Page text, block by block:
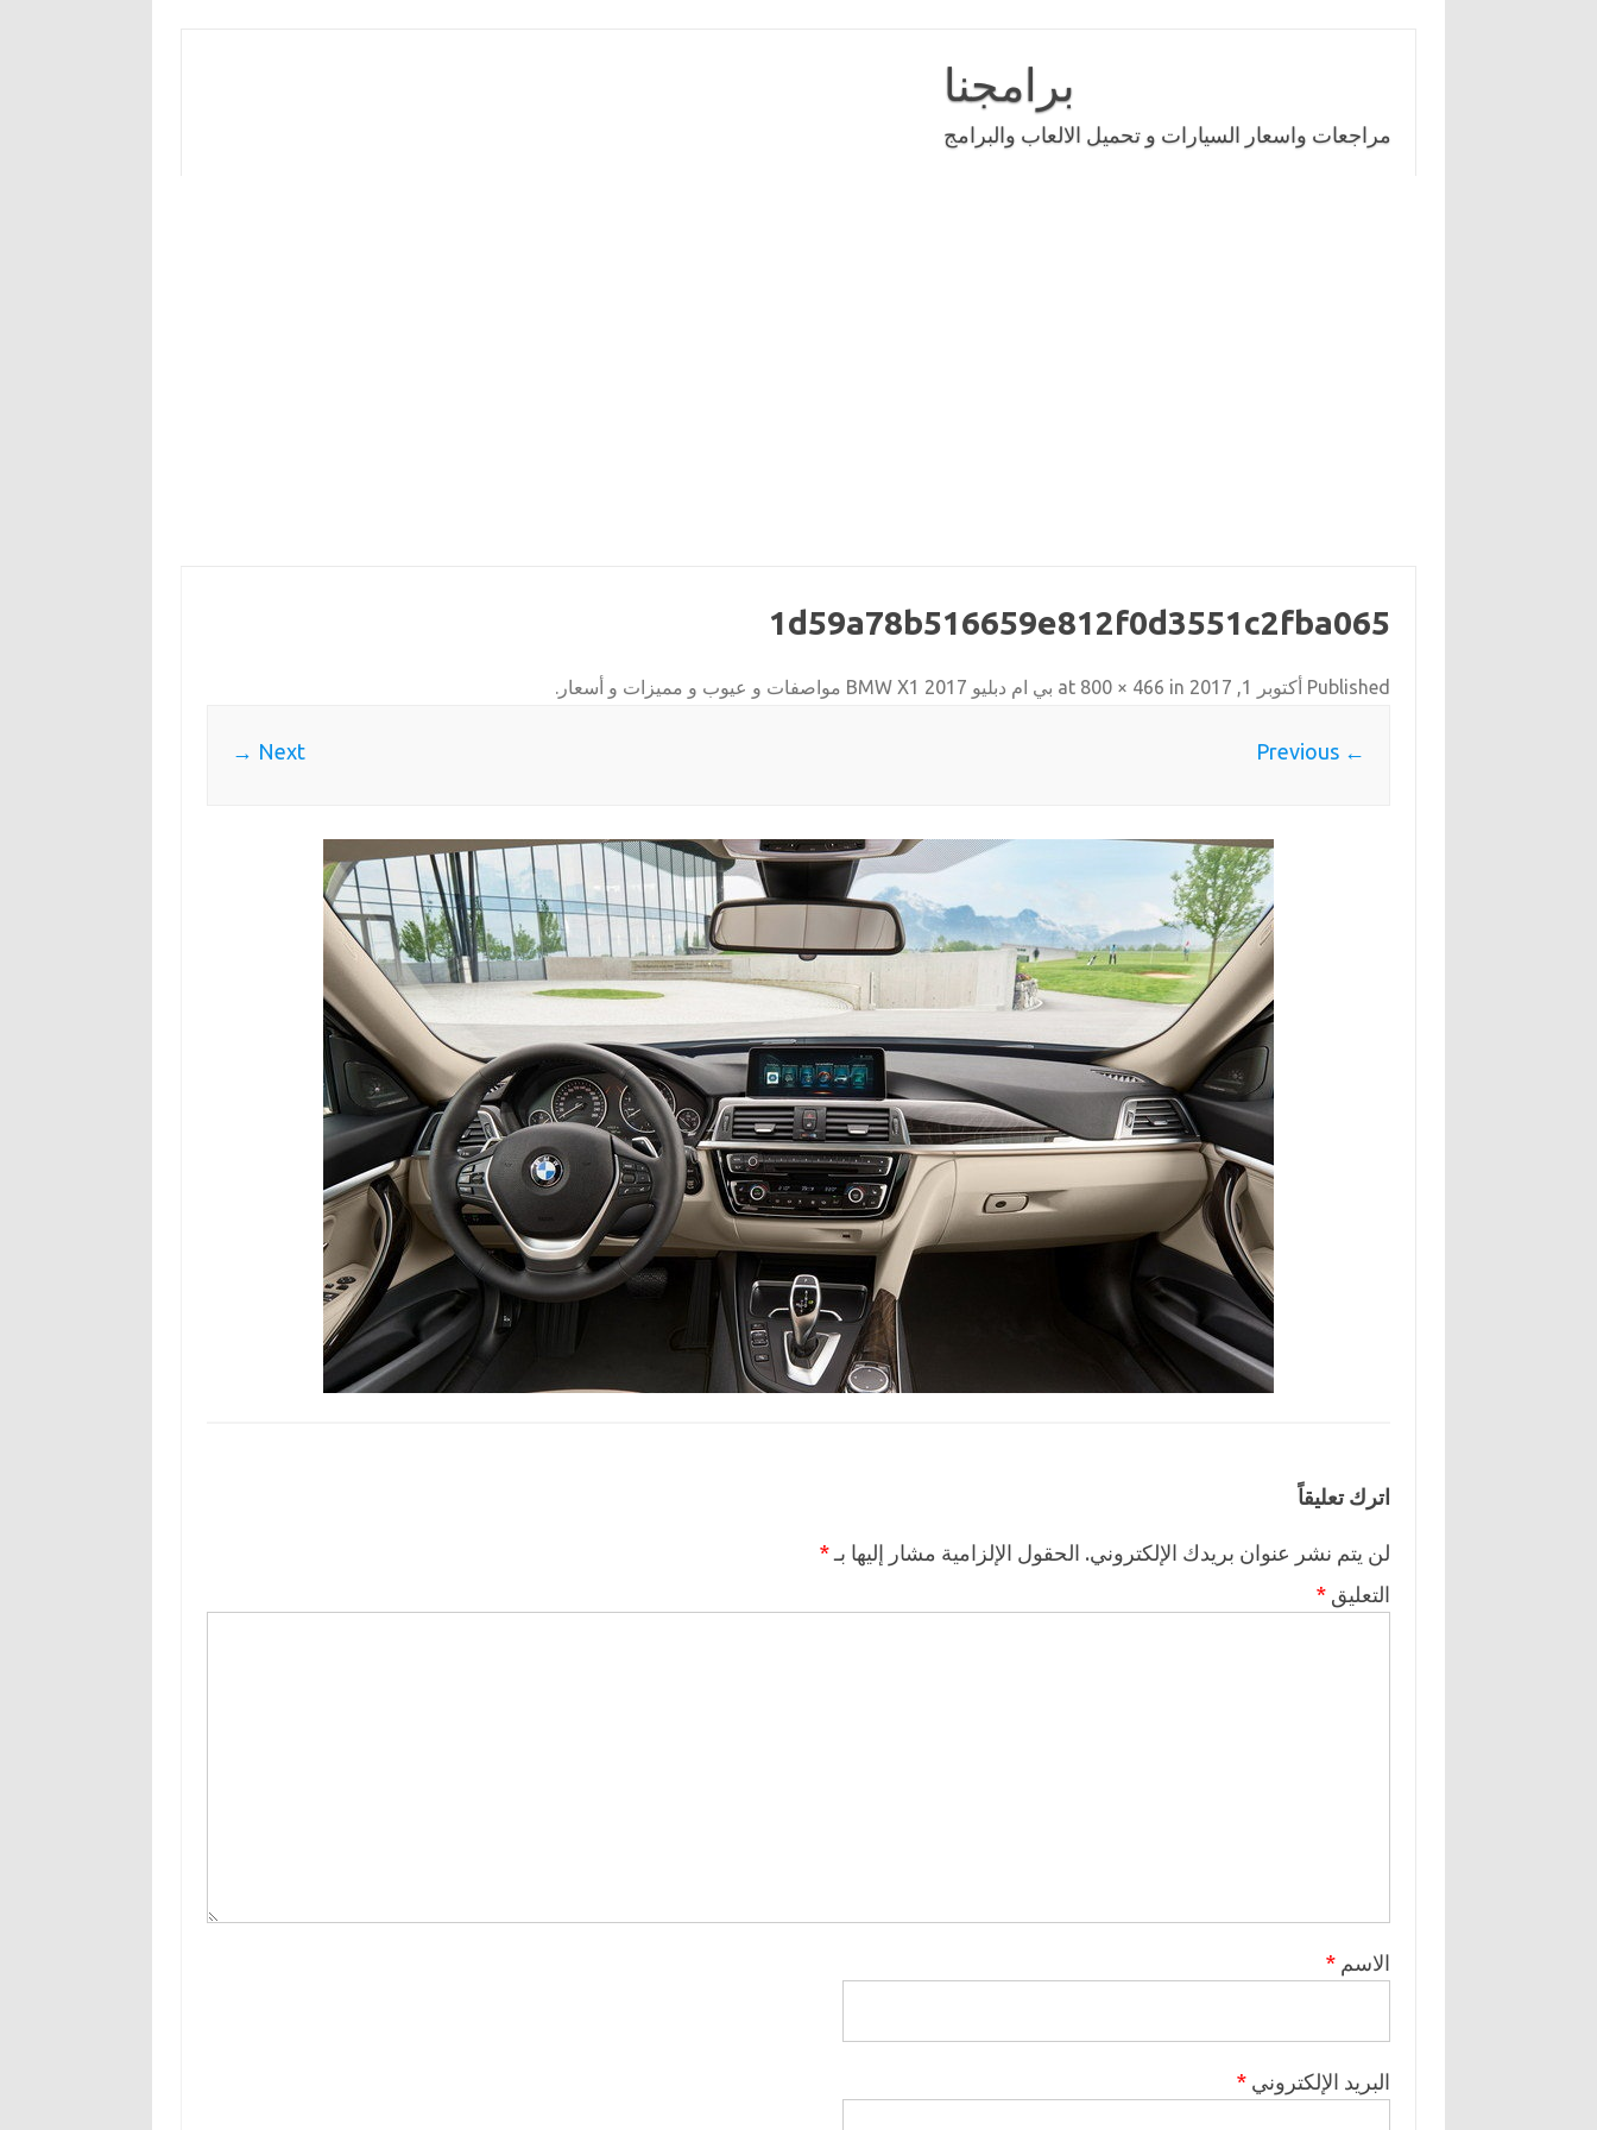
برامجنا
مراجعات واسعار السيارات و تحميل الالعاب والبرامج
1d59a78b516659e812f0d3551c2fba065
Published أكتوبر 1, 2017 800 × 466 in بي ام دبليو BMW X1 2017 مواصفات و عيوب و مميزات و أسعار .
← Previous
Next →
اترك تعليقاً
لن يتم نشر عنوان بريدك الإلكتروني. الحقول الإلزامية مشار إليها بـ *
التعليق *
الاسم *
البريد الإلكتروني *